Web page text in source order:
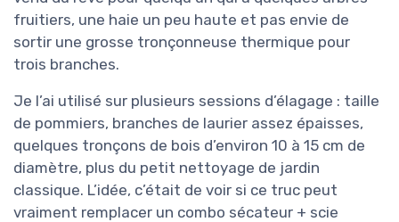
fruitiers, une haie un peu haute et pas envie de
sortir une grosse tronçonneuse thermique pour
trois branches.
Je l’ai utilisé sur plusieurs sessions d’élagage : taille
de pommiers, branches de laurier assez épaisses,
quelques tronçons de bois d’environ 10 à 15 cm de
diamètre, plus du petit nettoyage de jardin
classique. L’idée, c’était de voir si ce truc peut
vraiment remplacer un combo sécateur + scie